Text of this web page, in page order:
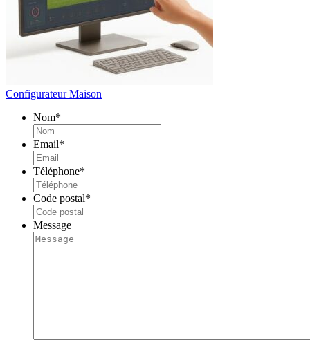
Configurateur Maison
Nom*
Email*
Téléphone*
Code postal*
Message